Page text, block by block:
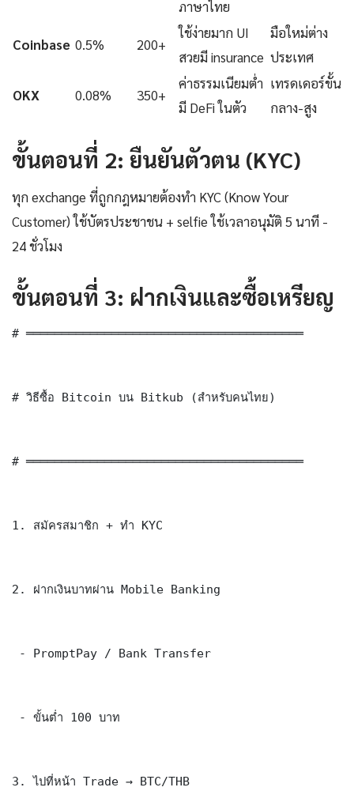
ภาษาไทย
Coinbase 0.5% 200+
ใช้ง่ายมาก UI
สวยมี insurance
มือใหม่ต่าง
ประเทศ
OKX 0.08% 350+
ค่าธรรมเนียมต่ำ
มี DeFi ในตัว
เทรดเดอร์ขั้น
กลาง-สูง
ขั้นตอนที่ 2: ยืนยันตัวตน (KYC)
ทุก exchange ที่ถูกกฎหมายต้องทำ KYC (Know Your
Customer) ใช้บัตรประชาชน + selfie ใช้เวลาอนุมัติ 5 นาที -
24 ชั่วโมง
ขั้นตอนที่ 3: ฝากเงินและซื้อเหรียญ
# ═══════════════════════════════════════
# วิธีซื้อ Bitcoin บน Bitkub (สำหรับคนไทย)
# ═══════════════════════════════════════
1. สมัครสมาชิก + ทำ KYC
2. ฝากเงินบาทผ่าน Mobile Banking
- PromptPay / Bank Transfer
- ขั้นต่ำ 100 บาท
3. ไปที่หน้า Trade → BTC/THB